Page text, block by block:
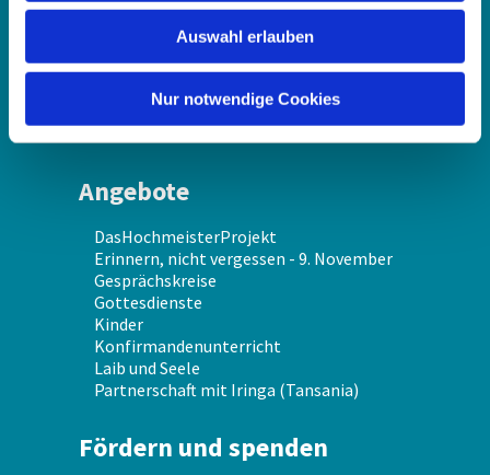
Auswahl erlauben
Nur notwendige Cookies
Gemeindekirchenrat
Gemeindeschwester
Jugendarbeit
Kirchenmusik
Küsterei
Angebote
DasHochmeisterProjekt
Erinnern, nicht vergessen - 9. November
Gesprächskreise
Gottesdienste
Kinder
Konfirmandenunterricht
Laib und Seele
Partnerschaft mit Iringa (Tansania)
Fördern und spenden